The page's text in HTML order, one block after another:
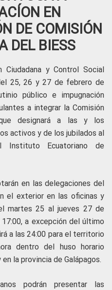
EN
DE COMISIÓN
DEL BIESS
Ciudadana y Control Social
25, 26 y 27 de febrero de
público e impugnación
a integrar la Comisión
designará a las y los
activos y de los jubilados al
Instituto Ecuatoriano de
en las delegaciones del
el exterior en las oficinas y
martes 25 al jueves 27 de
a excepción del último
a las 24:00 para el territorio
dentro del huso horario
la provincia de Galápagos.
podrán presentar las